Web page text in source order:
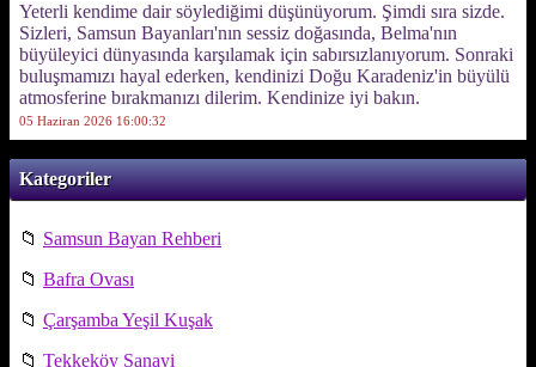
Kategoriler
📁 Samsun Bayan Rehberi
📁 Bafra Ovası
📁 Çarşamba Yeşil Kuşak
📁 Tekkeköy Sanayi
Yeterli kendime dair söylediğimi düşünüyorum. Şimdi sıra sizde.
Sizleri, Samsun Bayanları'nın sessiz doğasında, Belma'nın
büyüleyici dünyasında karşılamak için sabırsızlanıyorum. Sonraki
buluşmamızı hayal ederken, kendinizi Doğu Karadeniz'in büyülü
atmosferine bırakmanızı dilerim. Kendinize iyi bakın.
05 Haziran 2026 16:00:32